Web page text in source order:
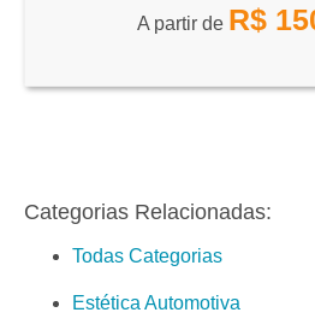
A partir de R$
Categorias Relacionadas:
Todas Categorias
Estética Automotiva